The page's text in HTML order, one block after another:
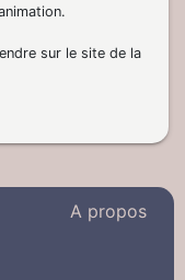
sur le site de la
A propos